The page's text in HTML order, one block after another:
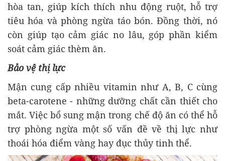
hòa tan, giúp kích thích nhu động ruột, hỗ trợ
tiêu hóa và phòng ngừa táo bón. Đồng thời, nó
còn giúp tạo cảm giác no lâu, góp phần kiểm
soát cảm giác thèm ăn.
Bảo vệ thị lực
Mận cung cấp nhiều vitamin như A, B, C cùng
beta-carotene - những dưỡng chất cần thiết cho
mắt. Việc bổ sung mận trong chế độ ăn có thể hỗ
trợ phòng ngừa một số vấn đề về thị lực như
thoái hóa điểm vàng hay đục thủy tinh thể.